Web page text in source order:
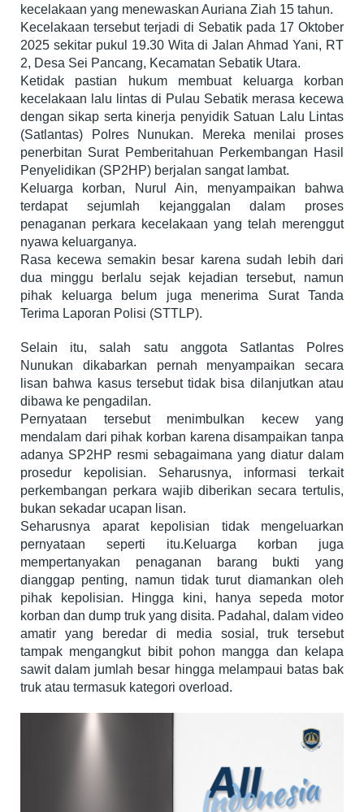
kecelakaan yang menewaskan Auriana Ziah 15 tahun.
Kecelakaan tersebut terjadi di Sebatik pada 17 Oktober
2025 sekitar pukul 19.30 Wita di Jalan Ahmad Yani, RT
2, Desa Sei Pancang, Kecamatan Sebatik Utara.
Ketidak pastian hukum membuat keluarga korban
kecelakaan lalu lintas di Pulau Sebatik merasa kecewa
dengan sikap serta kinerja penyidik Satuan Lalu Lintas
(Satlantas) Polres Nunukan. Mereka menilai proses
penerbitan Surat Pemberitahuan Perkembangan Hasil
Penyelidikan (SP2HP) berjalan sangat lambat.
Keluarga korban, Nurul Ain, menyampaikan bahwa
terdapat sejumlah kejanggalan dalam proses
penaganan perkara kecelakaan yang telah merenggut
nyawa keluarganya.
Rasa kecewa semakin besar karena sudah lebih dari
dua minggu berlalu sejak kejadian tersebut, namun
pihak keluarga belum juga menerima Surat Tanda
Terima Laporan Polisi (STTLP).
Selain itu, salah satu anggota Satlantas Polres
Nunukan dikabarkan pernah menyampaikan secara
lisan bahwa kasus tersebut tidak bisa dilanjutkan atau
dibawa ke pengadilan.
Pernyataan tersebut menimbulkan kecew yang
mendalam dari pihak korban karena disampaikan tanpa
adanya SP2HP resmi sebagaimana yang diatur dalam
prosedur kepolisian. Seharusnya, informasi terkait
perkembangan perkara wajib diberikan secara tertulis,
bukan sekadar ucapan lisan.
Seharusnya aparat kepolisian tidak mengeluarkan
pernyataan seperti itu.Keluarga korban juga
mempertanyakan penaganan barang bukti yang
dianggap penting, namun tidak turut diamankan oleh
pihak kepolisian. Hingga kini, hanya sepeda motor
korban dan dump truk yang disita. Padahal, dalam video
amatir yang beredar di media sosial, truk tersebut
tampak mengangkut bibit pohon mangga dan kelapa
sawit dalam jumlah besar hingga melampaui batas bak
truk atau termasuk kategori overload.